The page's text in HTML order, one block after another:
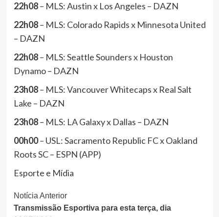
22h08– MLS: Austin x Los Angeles – DAZN
22h08– MLS: Colorado Rapids x Minnesota United
– DAZN
22h08– MLS: Seattle Sounders x Houston
Dynamo – DAZN
23h08– MLS: Vancouver Whitecaps x Real Salt
Lake – DAZN
23h08– MLS: LA Galaxy x Dallas – DAZN
00h00– USL: Sacramento Republic FC x Oakland
Roots SC – ESPN (APP)
Esporte e Mídia
Continue
Lendo
Notícia Anterior
Transmissão Esportiva para esta terça, dia